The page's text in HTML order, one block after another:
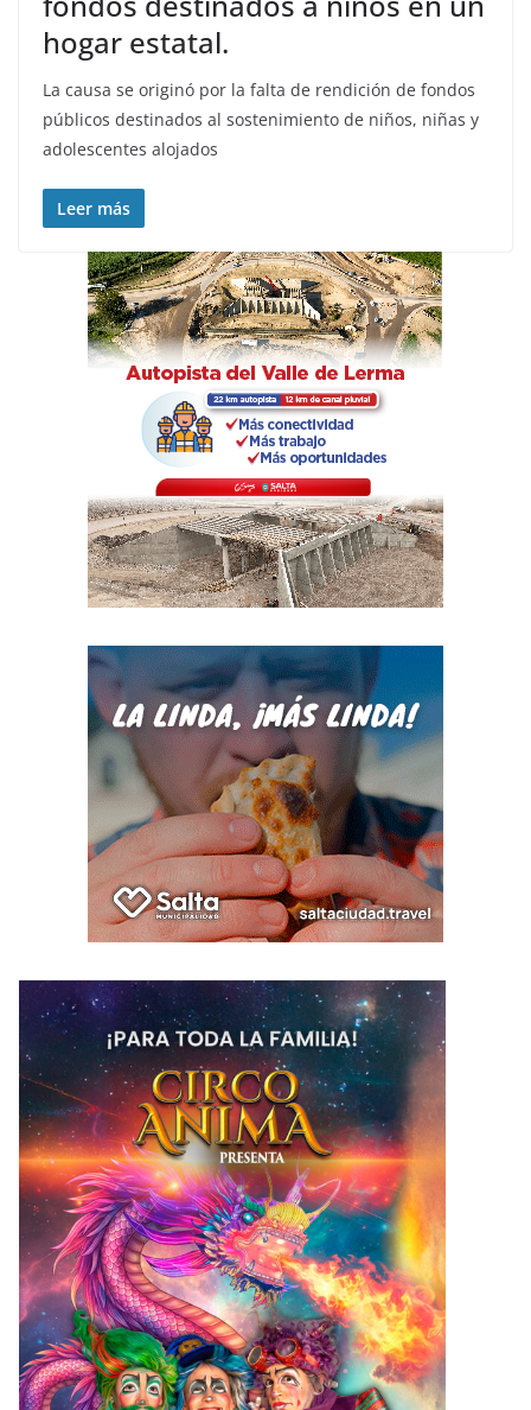
hogar estatal.
La causa se originó por la falta de rendición de fondos
públicos destinados al sostenimiento de niños, niñas y
adolescentes alojados
Leer más